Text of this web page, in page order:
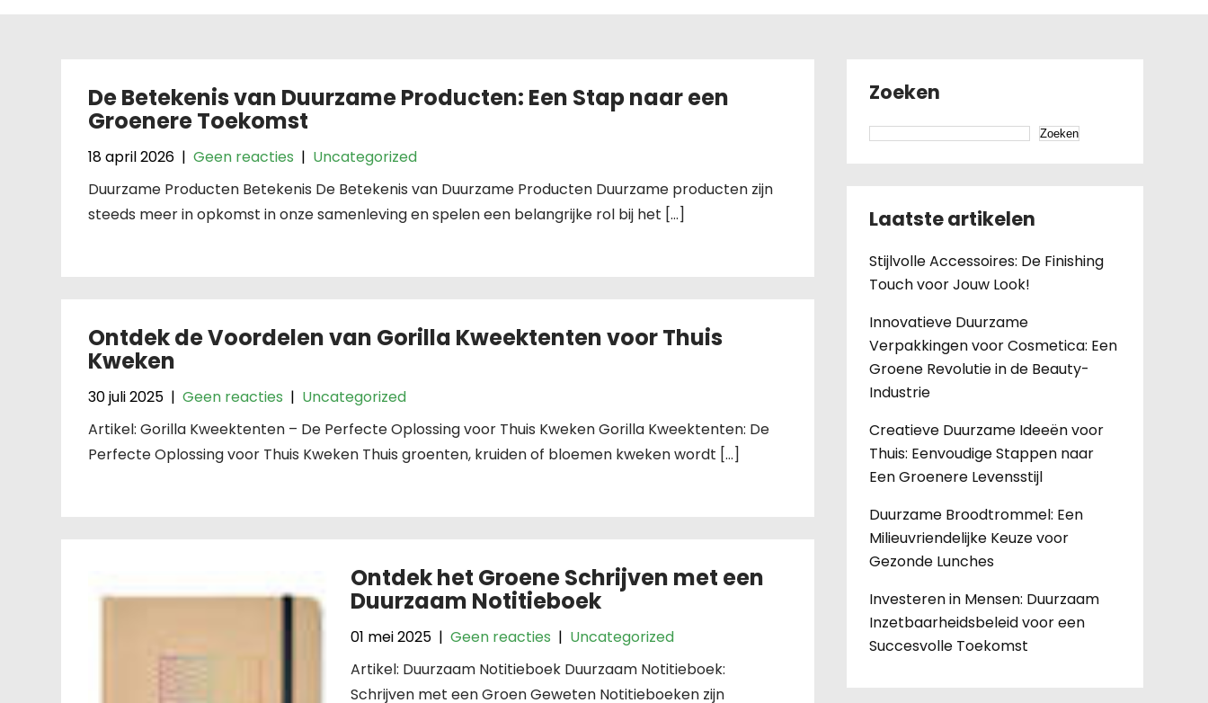
De Betekenis van Duurzame Producten: Een Stap naar een
Groenere Toekomst
18 april 2026 | Geen reacties | Uncategorized
Duurzame Producten Betekenis De Betekenis van Duurzame Producten Duurzame producten zijn
steeds meer in opkomst in onze samenleving en spelen een belangrijke rol bij het […]
Ontdek de Voordelen van Gorilla Kweektenten voor Thuis
Kweken
30 juli 2025 | Geen reacties | Uncategorized
Artikel: Gorilla Kweektenten – De Perfecte Oplossing voor Thuis Kweken Gorilla Kweektenten: De
Perfecte Oplossing voor Thuis Kweken Thuis groenten, kruiden of bloemen kweken wordt […]
Ontdek het Groene Schrijven met een
Duurzaam Notitieboek
01 mei 2025 |Geen reacties | Uncategorized
Artikel: Duurzaam Notitieboek Duurzaam Notitieboek:
Schrijven met een Groen Geweten Notitieboeken zijn
Zoeken
Zoeken
Laatste artikelen
Stijlvolle Accessoires: De Finishing
Touch voor Jouw Look!
Innovatieve Duurzame
Verpakkingen voor Cosmetica: Een
Groene Revolutie in de Beauty-
Industrie
Creatieve Duurzame Ideeën voor
Thuis: Eenvoudige Stappen naar
Een Groenere Levensstijl
Duurzame Broodtrommel: Een
Milieuvriendelijke Keuze voor
Gezonde Lunches
Investeren in Mensen: Duurzaam
Inzetbaarheidsbeleid voor een
Succesvolle Toekomst